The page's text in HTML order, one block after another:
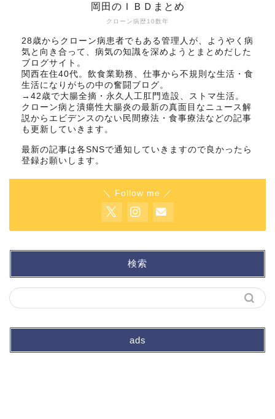
クローン病歴10数年
岡田のＩＢＤまとめ
28歳からクローン病患者でもある管理人が、ようやく病
気と向き合って、病気の知識を深めようとまとめだした
ブログサイト。
関西在住40代。飲食業勤務、仕事から不規則な生活・食
生活になりがちの中の奮闘ブログ。
→42歳で大腸全摘・永久人工肛門造設、ストマ生活。
クローン病と潰瘍性大腸炎の最新の真面目なニュース解
説からエビデンスのない民間療法・食事療法などの記事
も更新していきます。
最新の記事は各SNSで通知していきますので良かったら
登録お願いします。
＼ Follow me ／
検索
ads